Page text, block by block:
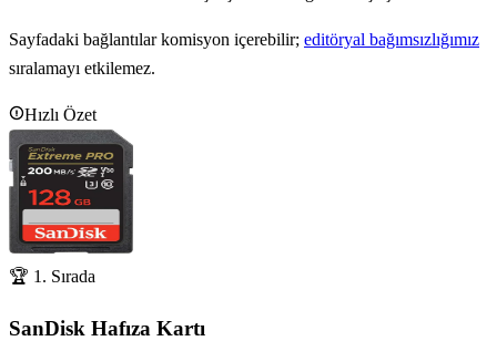
Sayfadaki bağlantılar komisyon içerebilir; editöryal bağımsızlığımız
sıralamayı etkilemez.
Hızlı Özet
🏆 1. Sırada
SanDisk Hafıza Kartı